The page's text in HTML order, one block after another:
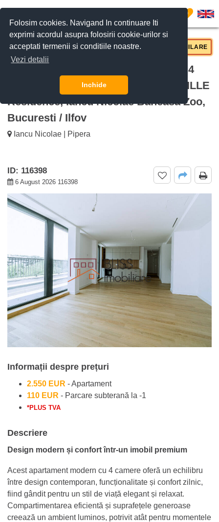
Folosim cookies. Navigand In continuare Iti
exprimi acordul asupra folosirii cookie-urilor si
acceptati termenii si conditiile noastre.
Vezi detalii
Inchide
0
De inchiriat Apartament luminos cu 4
camere și terasă spațioasă BRICKVILLE
Residence, Iancu Nicolae Baneasa Zoo,
Bucuresti / Ilfov
Iancu Nicolae | Pipera
ID: 116398
6 August 2026 116398
Informații despre prețuri
2.550 EUR - Apartament
110 EUR - Parcare subterană la -1
*PLUS TVA
Descriere
Design modern și confort într-un imobil premium
Acest apartament modern cu 4 camere oferă un echilibru
între design contemporan, funcționalitate și confort zilnic,
fiind gândit pentru un stil de viață elegant și relaxat.
Compartimentarea eficientă și suprafețele generoase
creează un ambient luminos, potrivit atât pentru momentele
CERE DETALII SUNĂ-NE SIMILARE